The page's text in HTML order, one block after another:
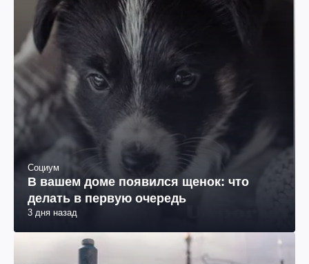
Социум
В вашем доме появился щенок: что
делать в первую очередь
3 дня назад